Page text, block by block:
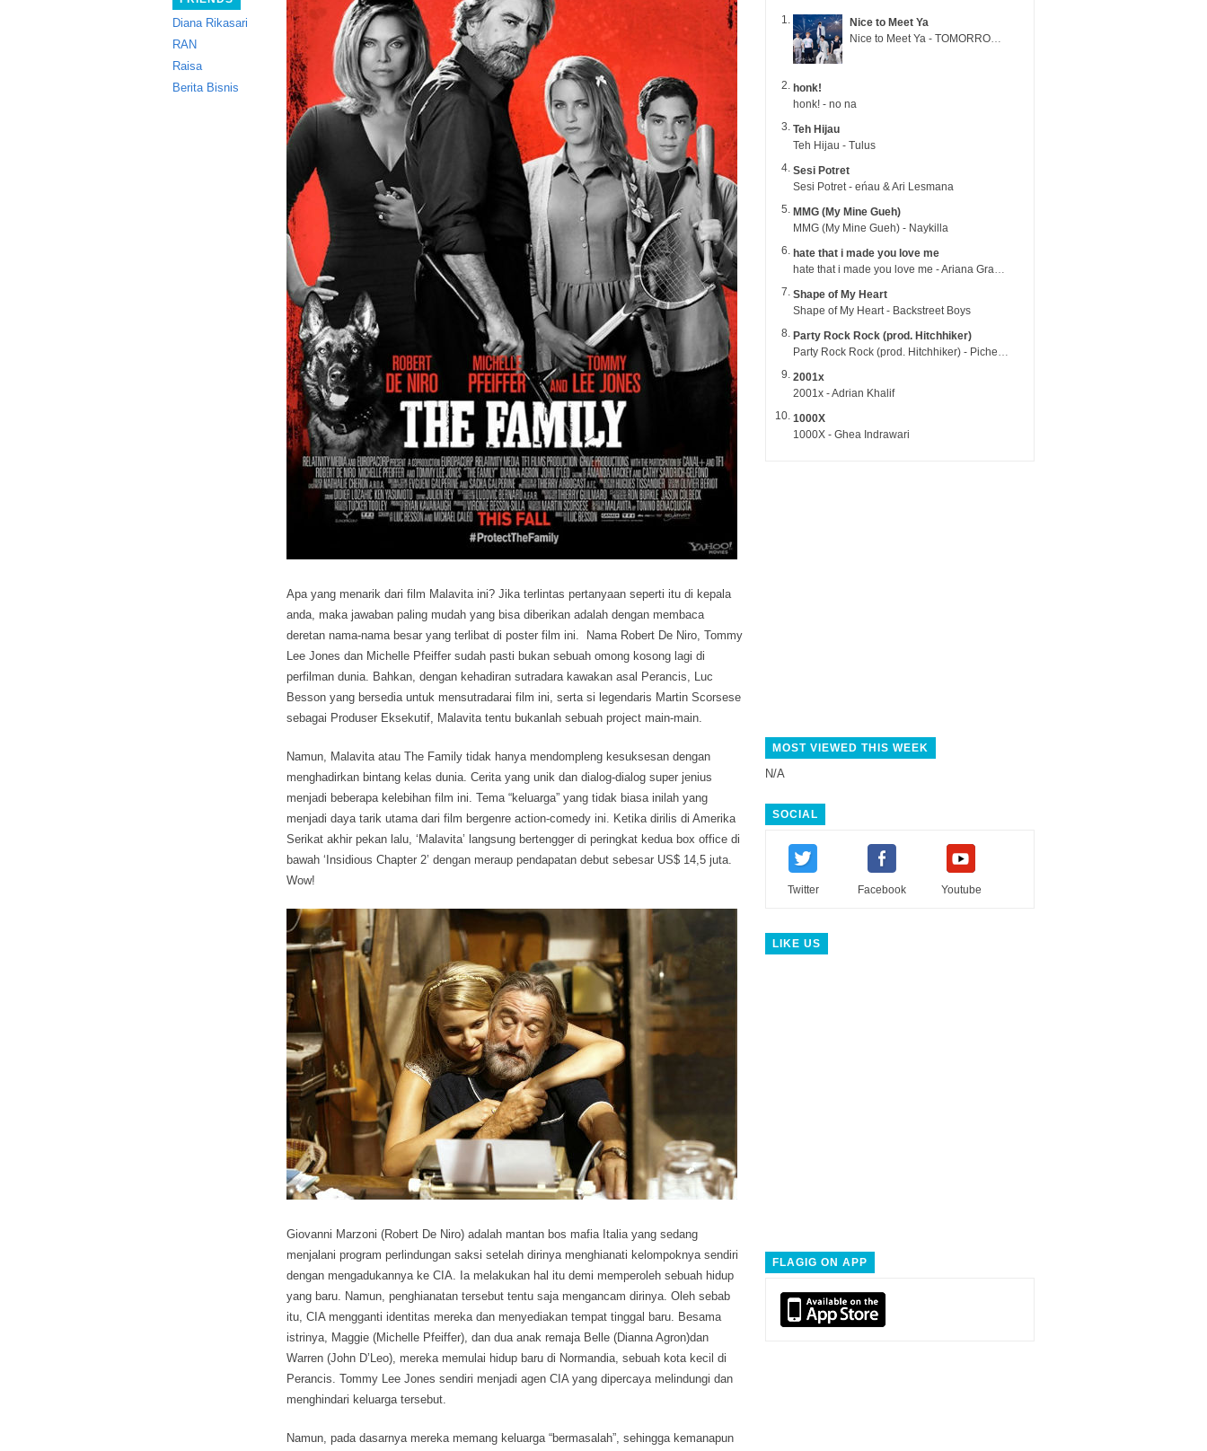
Diana Rikasari
RAN
Raisa
Berita Bisnis
Apa yang menarik dari film Malavita ini? Jika terlintas pertanyaan seperti itu di kepala
anda, maka jawaban paling mudah yang bisa diberikan adalah dengan membaca
deretan nama-nama besar yang terlibat di poster film ini.
Nama Robert De Niro, Tommy
Lee Jones dan Michelle Pfeiffer sudah pasti bukan sebuah omong kosong lagi di
perfilman dunia. Bahkan, dengan kehadiran sutradara kawakan asal Perancis, Luc
Besson yang bersedia untuk mensutradarai film ini, serta si legendaris Martin Scorsese
sebagai Produser Eksekutif, Malavita tentu bukanlah sebuah project main-main.
Namun, Malavita atau The Family tidak hanya mendompleng kesuksesan dengan
menghadirkan bintang kelas dunia. Cerita yang unik dan dialog-dialog super jenius
menjadi beberapa kelebihan film ini. Tema “keluarga” yang tidak biasa inilah yang
menjadi daya tarik utama dari film bergenre action-comedy ini. Ketika dirilis di Amerika
Serikat akhir pekan lalu, ‘Malavita’ langsung bertengger di peringkat kedua box office di
bawah ‘Insidious Chapter 2’ dengan meraup pendapatan debut sebesar US$ 14,5 juta.
Wow!
Giovanni Marzoni (Robert De Niro) adalah mantan bos mafia Italia yang sedang
menjalani program perlindungan saksi setelah dirinya menghianati kelompoknya sendiri
dengan mengadukannya ke CIA. Ia melakukan hal itu demi memperoleh sebuah hidup
yang baru. Namun, penghianatan tersebut tentu saja mengancam dirinya. Oleh sebab
itu, CIA mengganti identitas mereka dan menyediakan tempat tinggal baru. Besama
istrinya, Maggie (Michelle Pfeiffer), dan dua anak remaja Belle (Dianna Agron)dan
Warren (John D’Leo), mereka memulai hidup baru di Normandia, sebuah kota kecil di
Perancis. Tommy Lee Jones sendiri menjadi agen CIA yang dipercaya melindungi dan
menghindari keluarga tersebut.
Namun, pada dasarnya mereka memang keluarga “bermasalah”, sehingga kemanapun
Nice to Meet Ya
Nice to Meet Ya - TOMORROW X TOGETHER
honk!
honk! - no na
Teh Hijau
Teh Hijau - Tulus
Sesi Potret
Sesi Potret - eńau & Ari Lesmana
MMG (My Mine Gueh)
MMG (My Mine Gueh) - Naykilla
hate that i made you love me
hate that i made you love me - Ariana Grande
Shape of My Heart
Shape of My Heart - Backstreet Boys
Party Rock Rock (prod. Hitchhiker)
Party Rock Rock (prod. Hitchhiker) - Picheolin
2001x
2001x - Adrian Khalif
1000X
1000X - Ghea Indrawari
MOST VIEWED THIS WEEK
N/A
SOCIAL
Twitter Facebook Youtube
LIKE US
FLAGIG ON APP